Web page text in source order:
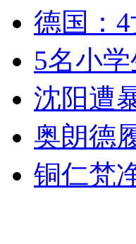
山西运城恶犬咬伤
女孩北京地铁殴打
无痛分娩是否安全
外交部：反对强权
德国：
5名小
沈阳遭
奥朗德
铜仁梵